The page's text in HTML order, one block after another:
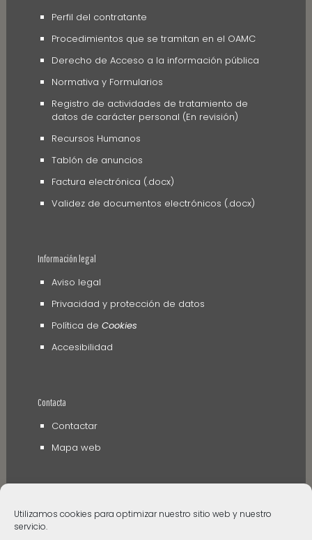
Utilizamos cookies para optimizar nuestro sitio web y nuestro
servicio.
Perfil del contratante
Procedimientos que se tramitan en el OAMC
Derecho de Acceso a la información pública
Normativa y Formularios
Registro de actividades de tratamiento de
datos de carácter personal (En revisión)
Recursos Humanos
Tablón de anuncios
Factura electrónica (.docx)
Validez de documentos electrónicos (.docx)
Información legal
Aviso legal
Privacidad y protección de datos
Política de Cookies
Accesibilidad
Contacta
Contactar
Mapa web